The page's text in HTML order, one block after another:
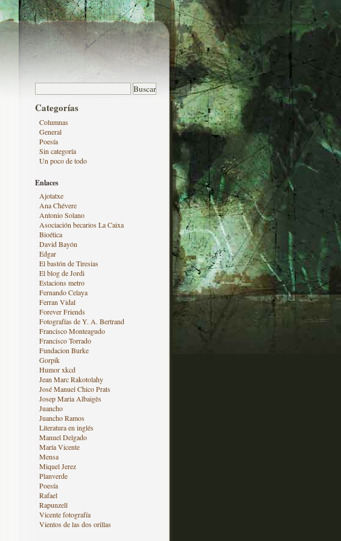
Categorías
Columnas
General
Poesía
Sin categoría
Un poco de todo
Enlaces
Ajotatxe
Ana Chévere
Antonio Solano
Asociación becarios La Caixa
Bioética
David Bayón
Edgar
El bastón de Tiresias
El blog de Jordi
Estacions metro
Fernando Celaya
Ferran Vidal
Forever Friends
Fotografías de Y. A. Bertrand
Francisco Monteagudo
Francisco Torrado
Fundacion Burke
Gorpik
Humor xkcd
Jean Marc Rakotolahy
José Manuel Chico Prats
Josep Maria Albaigès
Juancho
Juancho Ramos
Literatura en inglés
Manuel Delgado
María Vicente
Mensa
Miquel Jerez
Planverde
Poesía
Rafael
Rapunzell
Vicente fotografía
Vientos de las dos orillas